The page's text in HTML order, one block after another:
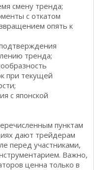
смену тренда;
с откатом
опять к
тренда;
при текущей
с японской
пунктам
дают трейдерам
перед участниками,
Важно,
ценна только в